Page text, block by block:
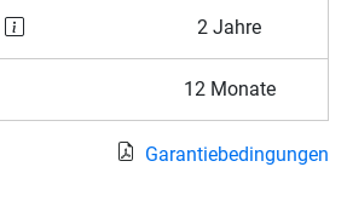
2 Jahre
12 Monate
Garantiebedingungen